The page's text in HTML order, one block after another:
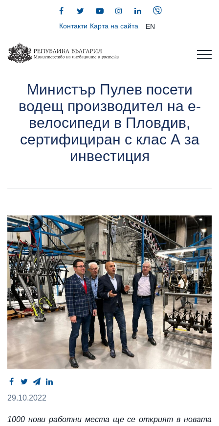
Контакти Карта на сайта EN
Министър Пулев посети
водещ производител на е-
велосипеди в Пловдив,
сертифициран с клас А за
инвестиция
29.10.2022
1000 нови работни места ще се открият в новата